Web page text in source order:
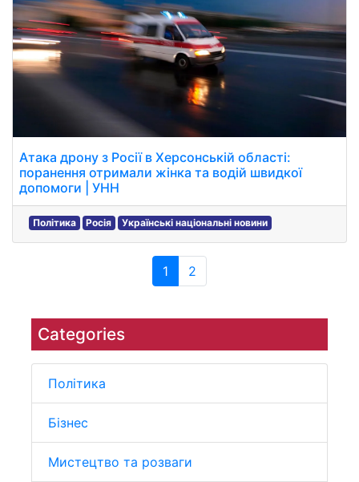
Categories
Політика
Бізнес
Мистецтво та розваги
Атака дрону з Росії в Херсонській області:
поранення отримали жінка та водій швидкої
допомоги | УНН
Політика Росія Українські національні новини
1 2